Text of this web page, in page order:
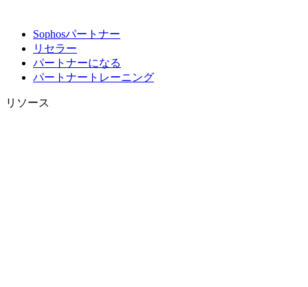
Sophosパートナー
リセラー
パートナーになる
パートナートレーニング
リソース